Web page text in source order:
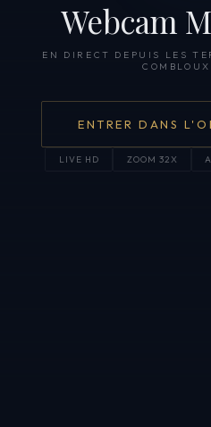
Webcam
EN DIRECT DEPUIS LES
ENTRER DANS
LIVE HD ZOOM 32X